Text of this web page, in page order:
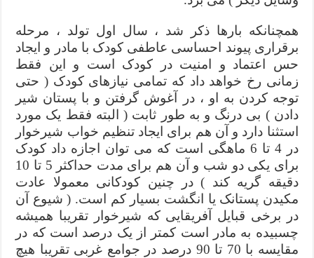
همچنانکه بارها ذکر شد ، سال اول تولد ، مرحله
برقراری پیوند احساسی عاطفی کودک با مادر و ایجاد
حس اعتماد و امنیت در کودک است و این فقط
زمانی رخ خواهد داد که تمامی نیازهای کودک ( حتی
توجه کردن به او ، در آغوش گرفتن و با پستان شیر
دادن ) بی درنگ و به طور ثابت ( البته فقط یک مورد
استثنا دارد و آن هم برای ایجاد تنظیم خواب شیرخوار
در 4 تا 6 ماهگی است که می توان اجازه داد کودک
برای یکی دو شب و آن هم برای مدت حداکثر 5 تا 10
دقیقه گریه کند ) در چنین کودکانی معمولا عادت
مکیدن پستانک یا انگشت بسیار کم است. ( شیوع آن
در برخی قبایل آفریقایی که شیرخوار تقریبا همیشه
چسبیده به مادر است کمتر از یک درصد است که در
مقایسه با 70 تا 90 درصد در جوامع غربی تقریبا هیچ